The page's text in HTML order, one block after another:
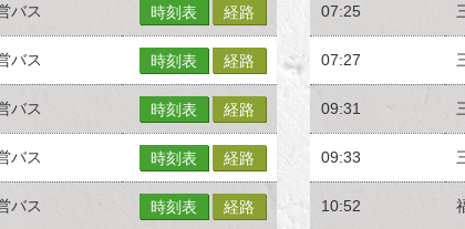
バス 時刻表 経路
バス 時刻表 経路
バス 時刻表 経路
バス 時刻表 経路
バス 時刻表 経路
07:25
07:27
09:31
09:33
10:52